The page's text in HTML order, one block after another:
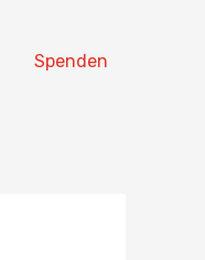
Spenden